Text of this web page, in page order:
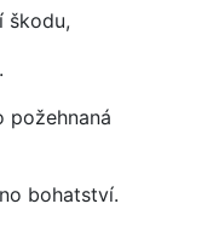
škodu,
požehnaná
bohatství.